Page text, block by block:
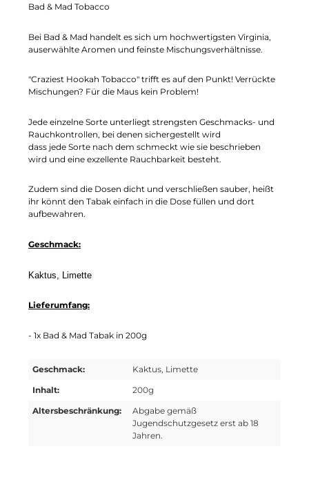
Bad & Mad Tobacco
Bei Bad & Mad handelt es sich um hochwertigsten Virginia,
auserwählte Aromen und feinste Mischungsverhältnisse.
"Craziest Hookah Tobacco" trifft es auf den Punkt! Verrückte
Mischungen? Für die Maus kein Problem!
Jede einzelne Sorte unterliegt strengsten Geschmacks- und
Rauchkontrollen, bei denen sichergestellt wird
dass jede Sorte nach dem schmeckt wie sie beschrieben
wird und eine exzellente Rauchbarkeit besteht.
Zudem sind die Dosen dicht und verschließen sauber, heißt
ihr könnt den Tabak einfach in die Dose füllen und dort
aufbewahren.
Geschmack:
Kaktus, Limette
Lieferumfang:
- 1x Bad & Mad Tabak in 200g
Geschmack:
Kaktus, Limette
Inhalt:
200g
Altersbeschränkung:
Abgabe gemäß
Jugendschutzgesetz erst ab 18
Jahren.